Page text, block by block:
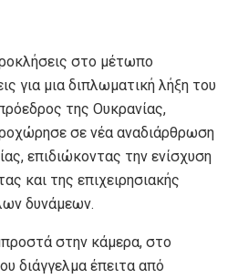
στο μέτωπο
για μια διπλωματική λήξη του
της Ουκρανίας,
σε νέα αναδιάρθρωση
επιδιώκοντας την ενίσχυση
και της επιχειρησιακής
δυνάμεων.
στην κάμερα, στο
διάγγελμα έπειτα από